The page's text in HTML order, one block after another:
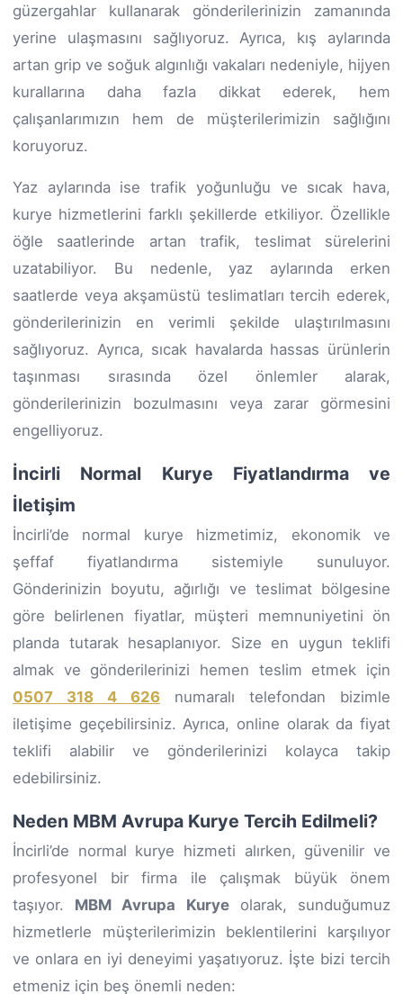
güzergahlar kullanarak gönderilerinizin zamanında
yerine ulaşmasını sağlıyoruz. Ayrıca, kış aylarında
artan grip ve soğuk algınlığı vakaları nedeniyle, hijyen
kurallarına daha fazla dikkat ederek, hem
çalışanlarımızın hem de müşterilerimizin sağlığını
koruyoruz.
Yaz aylarında ise trafik yoğunluğu ve sıcak hava,
kurye hizmetlerini farklı şekillerde etkiliyor. Özellikle
öğle saatlerinde artan trafik, teslimat sürelerini
uzatabiliyor. Bu nedenle, yaz aylarında erken
saatlerde veya akşamüstü teslimatları tercih ederek,
gönderilerinizin en verimli şekilde ulaştırılmasını
sağlıyoruz. Ayrıca, sıcak havalarda hassas ürünlerin
taşınması sırasında özel önlemler alarak,
gönderilerinizin bozulmasını veya zarar görmesini
engelliyoruz.
İncirli Normal Kurye Fiyatlandırma ve
İletişim
İncirli’de normal kurye hizmetimiz, ekonomik ve
şeffaf fiyatlandırma sistemiyle sunuluyor.
Gönderinizin boyutu, ağırlığı ve teslimat bölgesine
göre belirlenen fiyatlar, müşteri memnuniyetini ön
planda tutarak hesaplanıyor. Size en uygun teklifi
almak ve gönderilerinizi hemen teslim etmek için
0507 318 4 626 numaralı telefondan bizimle
iletişime geçebilirsiniz. Ayrıca, online olarak da fiyat
teklifi alabilir ve gönderilerinizi kolayca takip
edebilirsiniz.
Neden MBM Avrupa Kurye Tercih Edilmeli?
İncirli’de normal kurye hizmeti alırken, güvenilir ve
profesyonel bir firma ile çalışmak büyük önem
taşıyor. MBM Avrupa Kuryeolarak, sunduğumuz
hizmetlerle müşterilerimizin beklentilerini karşılıyor
ve onlara en iyi deneyimi yaşatıyoruz. İşte bizi tercih
etmeniz için beş önemli neden: